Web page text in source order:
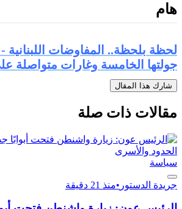
هام
لحظة بلحظة.. المفاوضات اللبنانية -
جولتها الخامسة وغارات متواصلة
شارك هذا المقال
مقالات ذات صلة
سياسة
جريدة الدستور •منذ 21 دقيقة